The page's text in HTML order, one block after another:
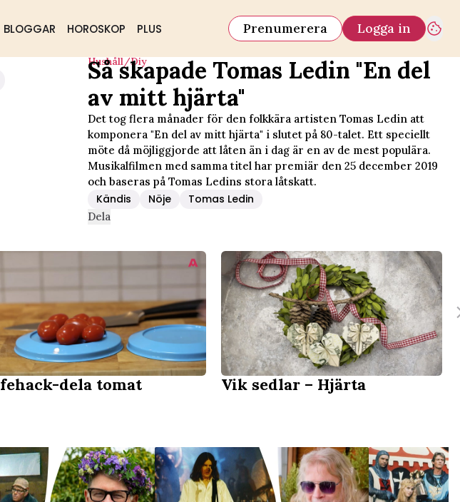
BLOGGAR HOROSKOP PLUS Prenumerera Logga in
Hushåll/diy
Så skapade Tomas Ledin "En del
av mitt hjärta"
Det tog flera månader för den folkkära artisten Tomas Ledin att
komponera "En del av mitt hjärta" i slutet på 80-talet. Ett speciellt
möte då möjliggjorde att låten än i dag är en av de mest populära.
Musikalfilmen med samma titel har premiär den 25 december 2019
och baseras på Tomas Ledins stora låtskatt.
Kändis Nöje Tomas Ledin
Dela
dela tomat Vik sedlar – Hjärta